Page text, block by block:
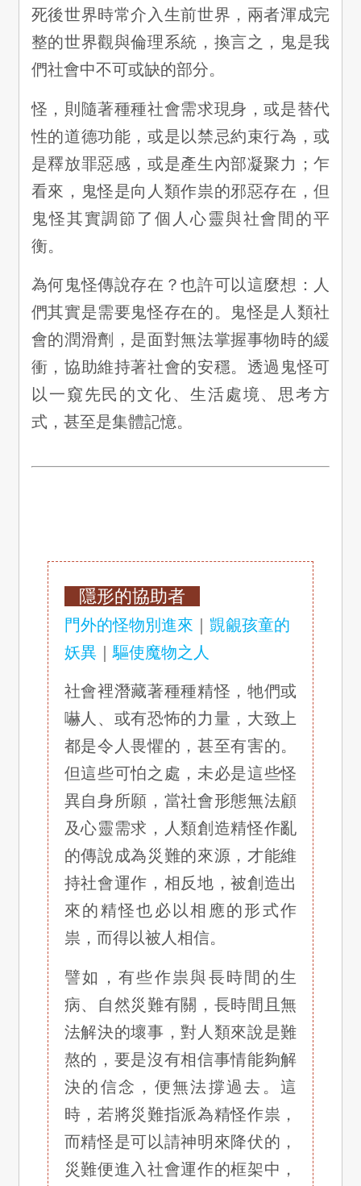
死後世界時常介入生前世界，兩者渾成完
整的世界觀與倫理系統，換言之，鬼是我
們社會中不可或缺的部分。
怪，則隨著種種社會需求現身，或是替代
性的道德功能，或是以禁忌約束行為，或
是釋放罪惡感，或是產生內部凝聚力；乍
看來，鬼怪是向人類作祟的邪惡存在，但
鬼怪其實調節了個人心靈與社會間的平
衡。
為何鬼怪傳說存在？也許可以這麼想：人
們其實是需要鬼怪存在的。鬼怪是人類社
會的潤滑劑，是面對無法掌握事物時的緩
衝，協助維持著社會的安穩。透過鬼怪可
以一窺先民的文化、生活處境、思考方
式，甚至是集體記憶。
隱形的協助者
門外的怪物別進來
覬覦孩童的
妖異｜驅使魔物之人
社會裡潛藏著種種精怪，牠們或
嚇人、或有恐怖的力量，大致上
都是令人畏懼的，甚至有害的。
但這些可怕之處，未必是這些怪
異自身所願，當社會形態無法顧
及心靈需求，人類創造精怪作亂
的傳說成為災難的來源，才能維
持社會運作，相反地，被創造出
來的精怪也必以相應的形式作
祟，而得以被人相信。
譬如，有些作祟與長時間的生
病、自然災難有關，長時間且無
法解決的壞事，對人類來說是難
熬的，要是沒有相信事情能夠解
決的信念，便無法撐過去。這
時，若將災難指派為精怪作祟，
而精怪是可以請神明來降伏的，
災難便進入社會運作的框架中，